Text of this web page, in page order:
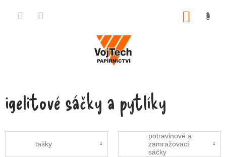
igelitové sáčky a pytlíky
tašky
potravinové a
zamražovací
sáčky